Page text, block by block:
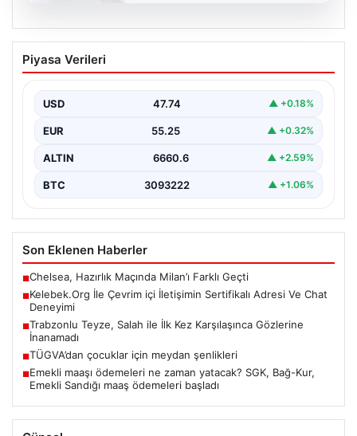
Kelebek.Org İle Çevrim içi İletişimin
Sertifikalı Adresi Ve Chat Deneyimi
iletişim kurması ciddi bir hassasiyet ifade etmektedir.
Günümüzde…
Piyasa Verileri
USD 47.74 ▲ +0.18%
EUR 55.25 ▲ +0.32%
ALTIN 6660.6 ▲ +2.59%
BTC 3093222 ▲ +1.06%
Son Eklenen Haberler
■Chelsea, Hazırlık Maçında Milan’ı Farklı Geçti
■Kelebek.Org İle Çevrim içi İletişimin Sertifikalı Adresi Ve Chat
Deneyimi
■Trabzonlu Teyze, Salah ile İlk Kez Karşılaşınca Gözlerine
İnanamadı
■TÜGVA’dan çocuklar için meydan şenlikleri
■Emekli maaşı ödemeleri ne zaman yatacak? SGK, Bağ-Kur,
Emekli Sandığı maaş ödemeleri başladı